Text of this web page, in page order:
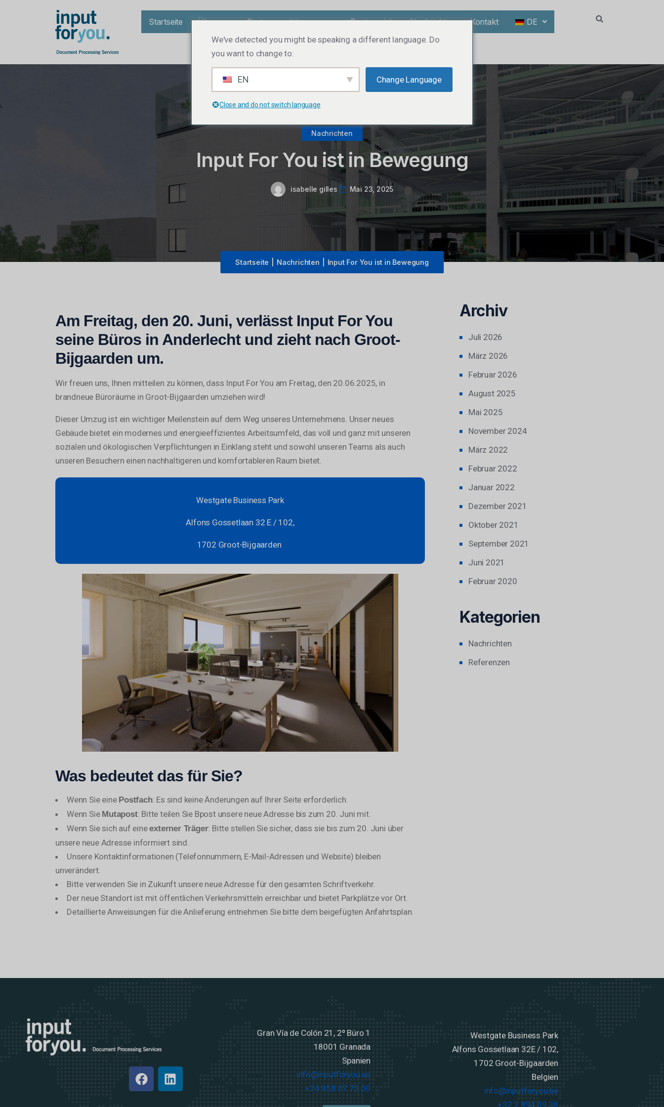
Startseite Über uns Partner Lösungen Testimonials Nachrichten Kontakt DE
Nachrichten
Input For You ist in Bewegung
isabelle gilles Mai 23, 2025
Startseite Nachrichten Input For You ist in Bewegung
Am Freitag, den 20. Juni, verlässt Input For You
seine Büros in Anderlecht und zieht nach Groot-
Bijgaarden um.
Wir freuen uns, Ihnen mitteilen zu können, dass Input For You am Freitag, den 20.06.2025, in
brandneue Büroräume in Groot-Bijgaarden umziehen wird!
Dieser Umzug ist ein wichtiger Meilenstein auf dem Weg unseres Unternehmens. Unser neues
Gebäude bietet ein modernes und energieeffizientes Arbeitsumfeld, das voll und ganz mit unseren
sozialen und ökologischen Verpflichtungen in Einklang steht und sowohl unseren Teams als auch
unseren Besuchern einen nachhaltigeren und komfortableren Raum bietet.
Westgate Business Park
Alfons Gossetlaan 32 E / 102,
1702 Groot-Bijgaarden
Was bedeutet das für Sie?
Wenn Sie eine Postfach: Es sind keine Änderungen auf Ihrer Seite erforderlich.
Wenn Sie Mutapost: Bitte teilen Sie Bpost unsere neue Adresse bis zum 20. Juni mit.
Wenn Sie sich auf eineexterner Träger: Bitte stellen Sie sicher, dass sie bis zum 20. Juni über
unsere neue Adresse informiert sind.
Unsere Kontaktinformationen (Telefonnummern, E-Mail-Adressen und Website) bleiben
unverändert.
Bitte verwenden Sie in Zukunft unsere neue Adresse für den gesamten Schriftverkehr.
Der neue Standort ist mit öffentlichen Verkehrsmitteln erreichbar und bietet Parkplätze vor Ort.
Detaillierte Anweisungen für die Anlieferung entnehmen Sie bitte dem beigefügten Anfahrtsplan.
Archiv
Juli 2026
März 2026
Februar 2026
August 2025
Mai 2025
November 2024
März 2022
Februar 2022
Januar 2022
Dezember 2021
Oktober 2021
September 2021
Juni 2021
Februar 2020
Kategorien
Nachrichten
Referenzen
Gran Vía de Colón 21, 2º Büro 1
18001 Granada
Spanien
info@inputforyou.es
+34 958 07 75 00
Westgate Business Park
Alfons Gossetlaan 32E / 102,
1702 Groot-Bijgaarden
Belgien
info@inputforyou.be
+32 2 894 09 28
We've detected you might be speaking a different language. Do
you want to change to:
EN Change Language
Close and do not switch language